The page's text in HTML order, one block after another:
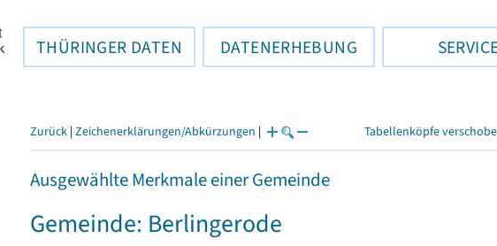
THÜRINGER DATEN DATENERHEBUNG
Zurück | Zeichenerklärungen/Abkürzungen | Tabellenköpfe
Ausgewählte Merkmale einer Gemeinde
Gemeinde: Berlingerode